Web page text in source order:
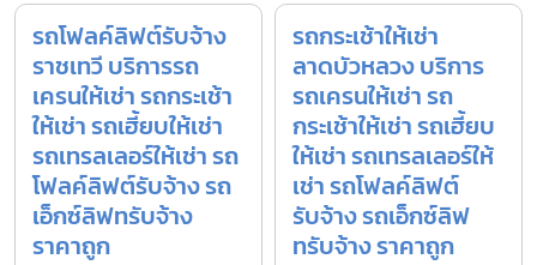
รถโฟลค์ลิฟต์รับจ้าง
ราชเทวี บริการรถ
เครนให้เช่า รถกระเช้า
ให้เช่า รถเฮี้ยบให้เช่า
รถเทรลเลอร์ให้เช่า รถ
โฟลค์ลิฟต์รับจ้าง รถ
เอ็กซ์ลิฟทรับจ้าง
ราคาถูก
รถกระเช้าให้เช่า
ลาดบัวหลวง บริการ
รถเครนให้เช่า รถ
กระเช้าให้เช่า รถเฮี้ยบ
ให้เช่า รถเทรลเลอร์ให้
เช่า รถโฟลค์ลิฟต์
รับจ้าง รถเอ็กซ์ลิฟ
ทรับจ้าง ราคาถูก